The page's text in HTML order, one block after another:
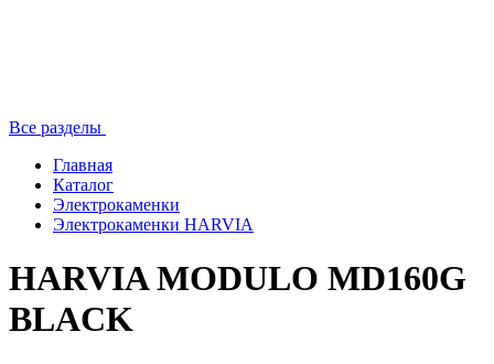
Все разделы
Главная
Каталог
Электрокаменки
Электрокаменки HARVIA
HARVIA MODULO MD160G
BLACK